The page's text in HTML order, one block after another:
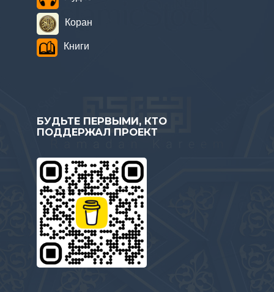
Коран
Книги
БУДЬТЕ ПЕРВЫМИ, КТО
ПОДДЕРЖАЛ ПРОЕКТ